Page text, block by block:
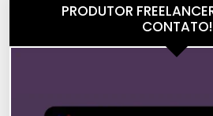
PRODUTOR
CONTATO!